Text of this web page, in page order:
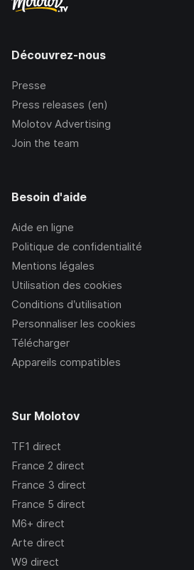
Découvrez-nous
Presse
Press releases (en)
Molotov Advertising
Join the team
Besoin d'aide
Aide en ligne
Politique de confidentialité
Mentions légales
Utilisation des cookies
Conditions d’utilisation
Personnaliser les cookies
Télécharger
Appareils compatibles
Sur Molotov
TF1 direct
France 2 direct
France 3 direct
France 5 direct
M6+ direct
Arte direct
W9 direct